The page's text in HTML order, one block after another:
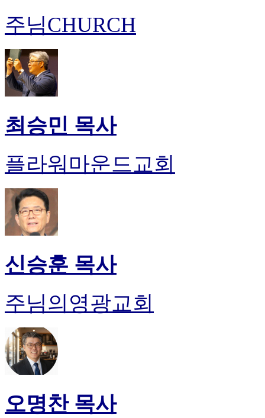
주님CHURCH
최승민 목사
플라워마운드교회
신승훈 목사
주님의영광교회
오명찬 목사